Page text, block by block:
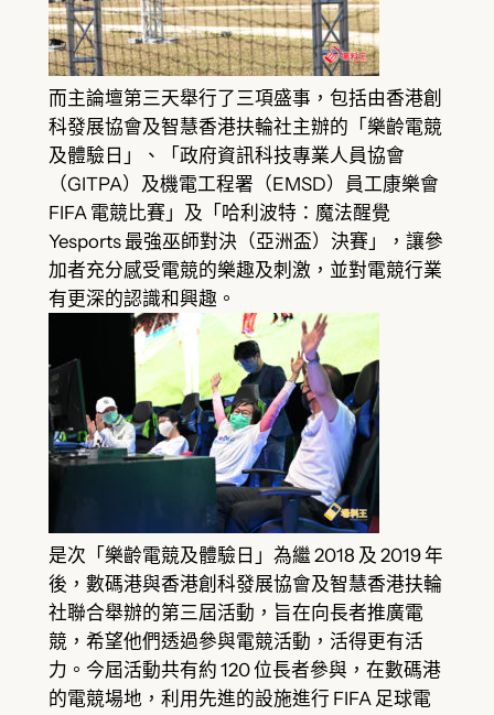
而主論壇第三天舉行了三項盛事，包括由香港創
科發展協會及智慧香港扶輪社主辦的「樂齡電競
及體驗日」、「政府資訊科技專業人員協會
（GITPA）及機電工程署（EMSD）員工康樂會
FIFA 電競比賽」及「哈利波特：魔法醒覺
Yesports 最強巫師對決（亞洲盃）決賽」，讓參
加者充分感受電競的樂趣及刺激，並對電競行業
有更深的認識和興趣。
是次「樂齡電競及體驗日」為繼 2018 及 2019 年
後，數碼港與香港創科發展協會及智慧香港扶輪
社聯合舉辦的第三屆活動，旨在向長者推廣電
競，希望他們透過參與電競活動，活得更有活
力。今屆活動共有約 120 位長者參與，在數碼港
的電競場地，利用先進的設施進行 FIFA 足球電